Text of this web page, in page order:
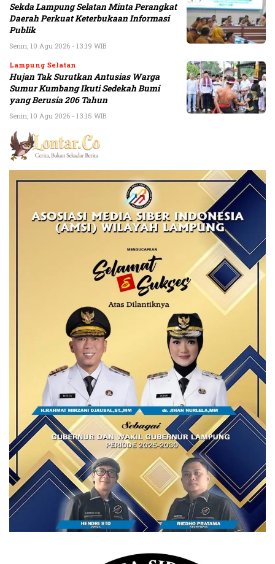
Sekda Lampung Selatan Minta Perangkat
Daerah Perkuat Keterbukaan Informasi
Publik
Senin, 10 Agu 2026 - 13:19 WIB
Lampung Selatan
Hujan Tak Surutkan Antusias Warga
Sumur Kumbang Ikuti Sedekah Bumi
yang Berusia 206 Tahun
Senin, 10 Agu 2026 - 13:15 WIB